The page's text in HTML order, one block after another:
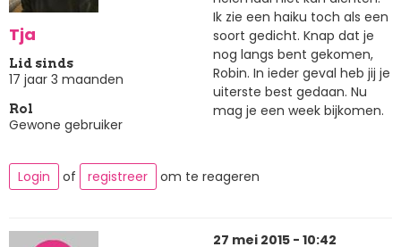
Tja
Lid sinds
17 jaar 3 maanden
Rol
Gewone gebruiker
Ik zie een haiku toch als een
soort gedicht. Knap dat je
nog langs bent gekomen,
Robin. In ieder geval heb jij je
uiterste best gedaan. Nu
mag je een week bijkomen.
Login of registreer om te reageren
27 mei 2015 - 10:42